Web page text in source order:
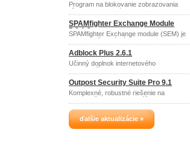
Program na blokovanie zobrazovania
rôznych reklamných okien,
javaskiptových správ a prehrávanie
zvukov všetkými populárnymi
prehliadačmi.
SPAMfighter Exchange Module
5.2.1.2
SPAMfighter Exchange module (SEM) je
ľahko použiteľný nástroj na boj s
nevyžiadanou poštou, určený pre
poštové servery Microsoft Exchange
Server 2000, 2003, 2007, 2010 a 2013.
Adblock Plus 2.6.1
Účinný doplnok internetového
prehliadača Firefox pre blokovanie online
reklám podľa preddefinovaného
zoznamu poskytovateľov reklamného
obsahu.
Outpost Security Suite Pro 9.1
Komplexné, robustné riešenie na
zabezpečenie ochrany vášho PC pred
rôznym nebezpečenstvom, nielen z
internetu.
ďalšie aktualizácie »